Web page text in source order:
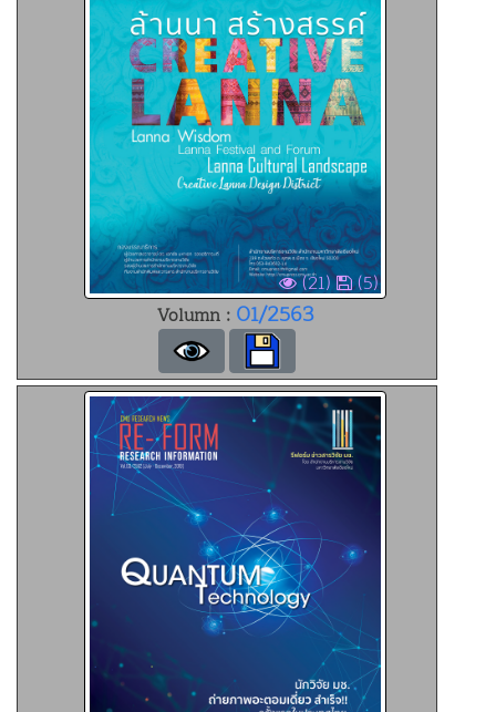
(21)
(5)
Volumn : 01/2563